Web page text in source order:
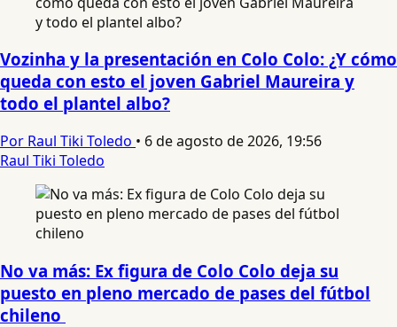
Vozinha y la presentación en Colo Colo: ¿Y cómo
queda con esto el joven Gabriel Maureira y
todo el plantel albo?
Por Raul Tiki Toledo • 6 de agosto de 2026, 19:56
Raul Tiki Toledo
No va más: Ex figura de Colo Colo deja su
puesto en pleno mercado de pases del fútbol
chileno